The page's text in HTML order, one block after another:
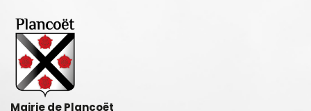
Mairie de Plancoët